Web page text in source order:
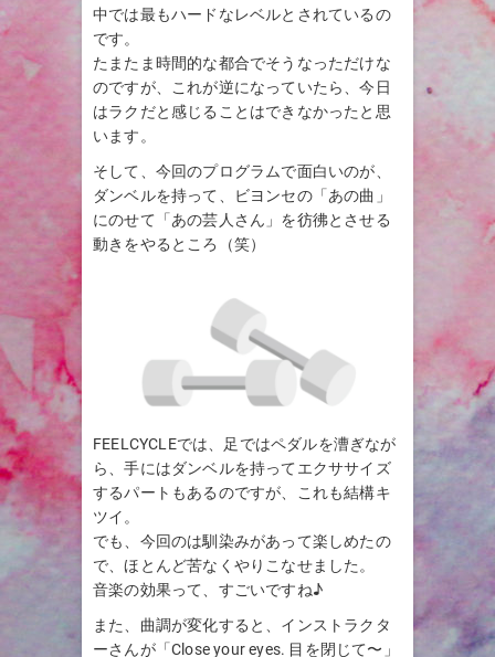
中では最もハードなレベルとされているの
です。
たまたま時間的な都合でそうなっただけな
のですが、これが逆になっていたら、今日
はラクだと感じることはできなかったと思
います。
そして、今回のプログラムで面白いのが、
ダンベルを持って、ビヨンセの「あの曲」
にのせて「あの芸人さん」を彷彿とさせる
動きをやるところ（笑）
FEELCYCLEでは、足ではペダルを漕ぎなが
ら、手にはダンベルを持ってエクササイズ
するパートもあるのですが、これも結構キ
ツイ。
でも、今回のは馴染みがあって楽しめたの
で、ほとんど苦なくやりこなせました。
音楽の効果って、すごいですね♪
また、曲調が変化すると、インストラクタ
ーさんが「Close your eyes. 目を閉じて〜」